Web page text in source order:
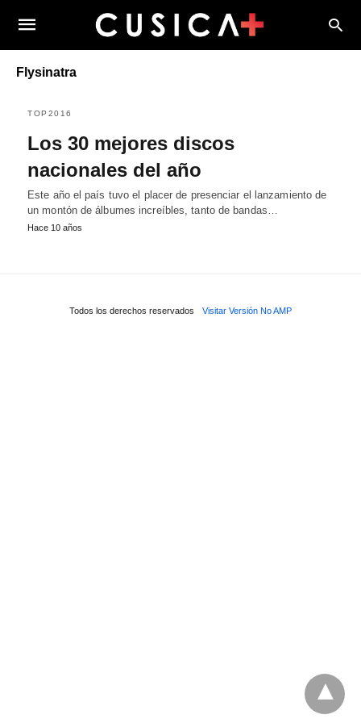
Flysinatra
TOP2016
Los 30 mejores discos
nacionales del año
Este año el país tuvo el placer de presenciar el lanzamiento de
un montón de álbumes increíbles, tanto de bandas…
Hace 10 años
Todos los derechos reservados Visitar Versión No AMP